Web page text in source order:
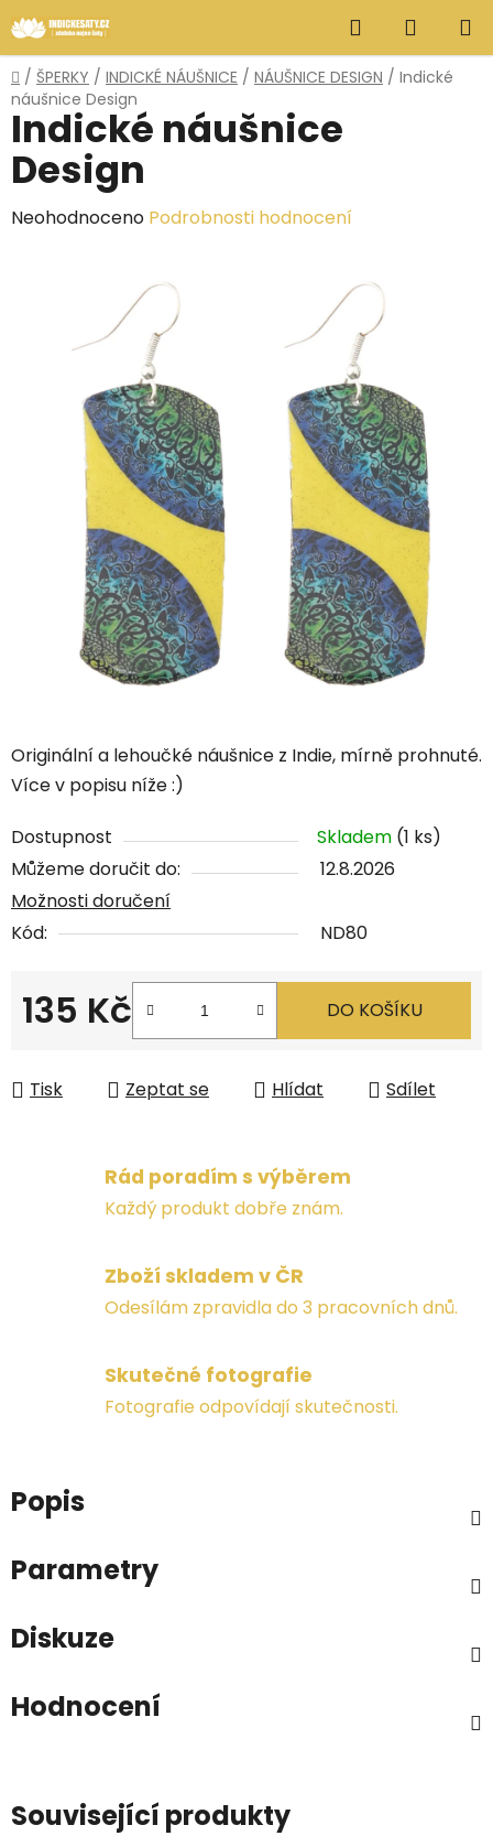
na
obsah
Hledat
KOŠÍK
Domů
/ ŠPERKY / INDICKÉ NÁUŠNICE / NÁUŠNICE DESIGN / Indické
náušnice Design
Originální a lehoučké náušnice z Indie, mírně prohnuté.
Více v popisu níže :)
Dostupnost Skladem (1 ks)
Můžeme doručit do:
12.8.2026
Možnosti doručení
Kód:
ND80
135 Kč DO KOŠÍKU
Tisk Zeptat se Hlídat Sdílet
Indické náušnice
Design
Průměrné
hvězdiček.
Neohodnoceno Podrobnosti hodnocení
Rád poradím s výběrem
Každý produkt dobře znám.
Zboží skladem v ČR
Odesílám zpravidla do 3 pracovních dnů.
Skutečné fotografie
Fotografie odpovídají skutečnosti.
Popis
Parametry
Diskuze
Hodnocení
Související produkty